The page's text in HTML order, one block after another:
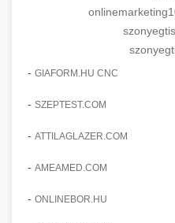
- GIAFORM.HU CNC
- SZEPTEST.COM
- ATTILAGLAZER.COM
- AMEAMED.COM
- ONLINEBOR.HU